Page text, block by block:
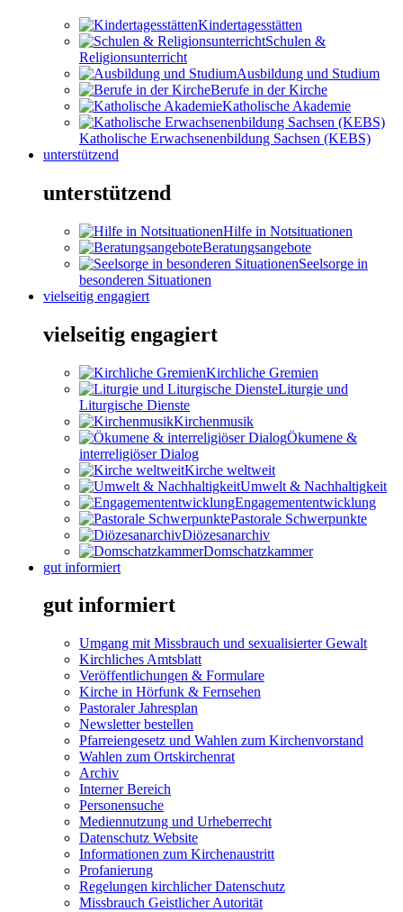
Kindertagesstätten
Schulen &
Religionsunterricht
Ausbildung und Studium
Berufe in der Kirche
Katholische Akademie
Katholische Erwachsenenbildung Sachsen (KEBS)
unterstützend
unterstützend
Hilfe in Notsituationen
Beratungsangebote
Seelsorge in
besonderen Situationen
vielseitig engagiert
vielseitig engagiert
Kirchliche Gremien
Liturgie und
Liturgische Dienste
Kirchenmusik
Ökumene &
interreligiöser Dialog
Kirche weltweit
Umwelt & Nachhaltigkeit
Engagemententwicklung
Pastorale Schwerpunkte
Diözesanarchiv
Domschatzkammer
gut informiert
gut informiert
Umgang mit Missbrauch und sexualisierter Gewalt
Kirchliches Amtsblatt
Veröffentlichungen & Formulare
Kirche in Hörfunk & Fernsehen
Pastoraler Jahresplan
Newsletter bestellen
Pfarreiengesetz und Wahlen zum Kirchenvorstand
Wahlen zum Ortskirchenrat
Archiv
Interner Bereich
Personensuche
Mediennutzung und Urheberrecht
Datenschutz Website
Informationen zum Kirchenaustritt
Profanierung
Regelungen kirchlicher Datenschutz
Missbrauch Geistlicher Autorität